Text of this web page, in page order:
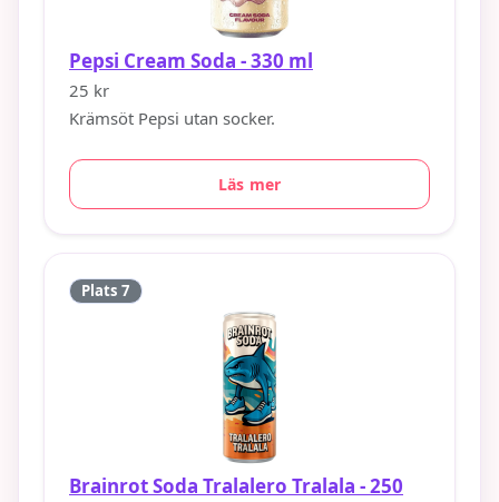
Pepsi Cream Soda - 330 ml
25 kr
Krämsöt Pepsi utan socker.
Läs mer
Plats 7
Brainrot Soda Tralalero Tralala - 250